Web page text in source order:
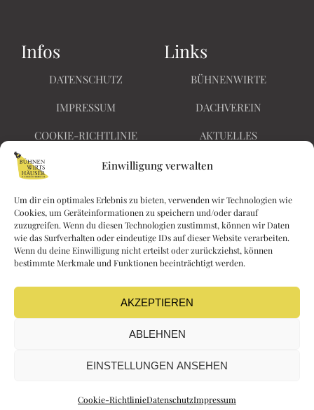
Einwilligung verwalten
Um dir ein optimales Erlebnis zu bieten, verwenden wir Technologien wie
Cookies, um Geräteinformationen zu speichern und/oder darauf
zuzugreifen. Wenn du diesen Technologien zustimmst, können wir Daten
wie das Surfverhalten oder eindeutige IDs auf dieser Website verarbeiten.
Wenn du deine Einwilligung nicht erteilst oder zurückziehst, können
bestimmte Merkmale und Funktionen beeinträchtigt werden.
AKZEPTIEREN
ABLEHNEN
EINSTELLUNGEN ANSEHEN
Cookie-RichtlinieDatenschutzImpressum
Infos
DATENSCHUTZ
IMPRESSUM
COOKIE-RICHTLINIE
BARRIEREFREIHEIT
Links
BÜHNENWIRTE
DACHVEREIN
AKTUELLES
KONTAKT
Kaiserin Elisabethstraße
28
2340 Mödling
kontakt@buehnenwi
rtshaeuser.at
Nichts
verpassen!
F
a
e
o
o
k
n
t